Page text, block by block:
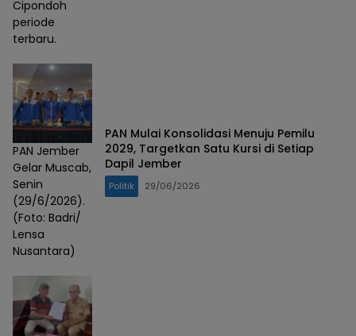
Cipondoh
periode
terbaru.
PAN Jember
Gelar Muscab,
Senin
(29/6/2026).
(Foto: Badri/
Lensa
Nusantara)
PAN Mulai Konsolidasi Menuju Pemilu
2029, Targetkan Satu Kursi di Setiap
Dapil Jember
Politik 29/06/2026